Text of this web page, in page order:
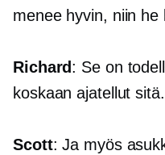
menee hyvin, niin he
Richard: Se on
koskaan ajatellut sitä.
Scott: Ja myös